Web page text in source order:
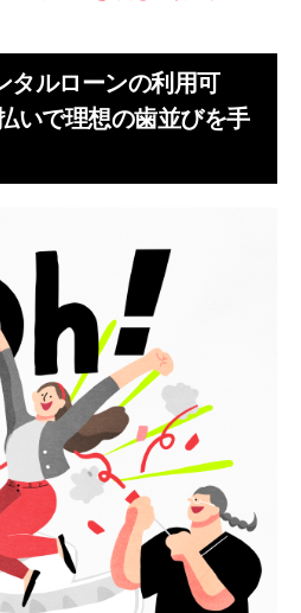
ルローンの利用可
いで理想の歯並びを手